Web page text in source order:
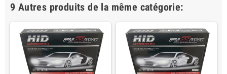
9 Autres produits de la même catégorie: